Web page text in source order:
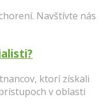
Navštívte nás
ktorí získali
v oblasti